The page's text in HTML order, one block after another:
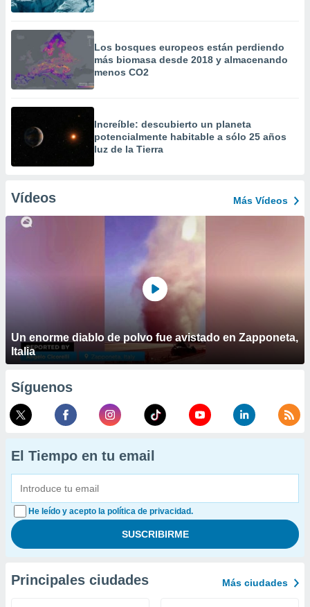
Los bosques europeos están perdiendo
más biomasa desde 2018 y almacenando
menos CO2
Increíble: descubierto un planeta
potencialmente habitable a sólo 25 años
luz de la Tierra
Vídeos Más Vídeos
Un enorme diablo de polvo fue avistado en Zapponeta,
Italia
Síguenos
El Tiempo en tu email
He leído y acepto la política de privacidad.
Principales ciudades Más ciudades